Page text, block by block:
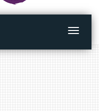
Toggle